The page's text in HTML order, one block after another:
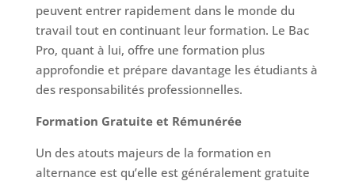
peuvent entrer rapidement dans le monde du
travail tout en continuant leur formation. Le Bac
Pro, quant à lui, offre une formation plus
approfondie et prépare davantage les étudiants à
des responsabilités professionnelles.
Formation Gratuite et Rémunérée
Un des atouts majeurs de la formation en
alternance est qu’elle est généralement gratuite